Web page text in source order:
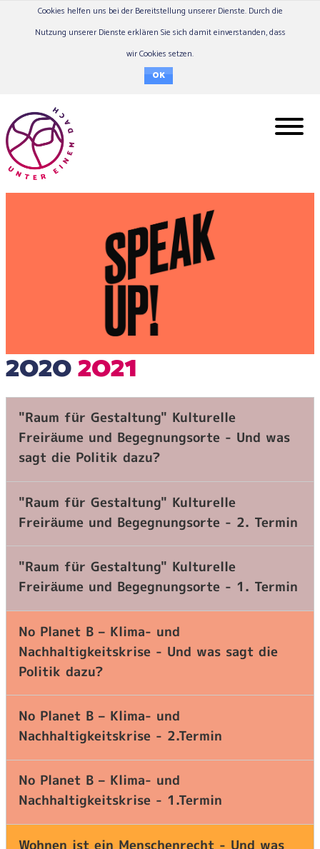
Cookies helfen uns bei der Bereitstellung unserer Dienste. Durch die
Nutzung unserer Dienste erklären Sie sich damit einverstanden, dass
wir Cookies setzen.
OK
20202021
"Raum für Gestaltung" Kulturelle
Freiräume und Begegnungsorte - Und was
sagt die Politik dazu?
"Raum für Gestaltung" Kulturelle
Freiräume und Begegnungsorte - 2. Termin
"Raum für Gestaltung" Kulturelle
Freiräume und Begegnungsorte - 1. Termin
No Planet B – Klima- und
Nachhaltigkeitskrise - Und was sagt die
Politik dazu?
No Planet B – Klima- und
Nachhaltigkeitskrise - 2.Termin
No Planet B – Klima- und
Nachhaltigkeitskrise - 1.Termin